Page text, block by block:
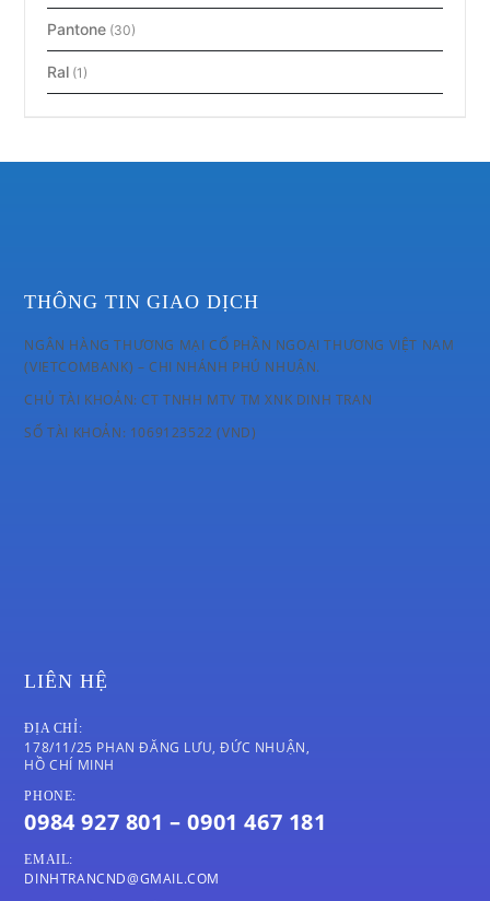
Pantone (30)
Ral (1)
THÔNG TIN GIAO DỊCH
NGÂN HÀNG THƯƠNG MẠI CỔ PHẦN NGOẠI THƯƠNG VIỆT NAM
(VIETCOMBANK) – CHI NHÁNH PHÚ NHUẬN.
CHỦ TÀI KHOẢN: CT TNHH MTV TM XNK DINH TRAN
SỐ TÀI KHOẢN: 1069123522 (VND)
LIÊN HỆ
ĐỊA CHỈ:
178/11/25 PHAN ĐĂNG LƯU, ĐỨC NHUẬN,
HỒ CHÍ MINH
PHONE:
0984 927 801 – 0901 467 181
EMAIL:
DINHTRANCND@GMAIL.COM